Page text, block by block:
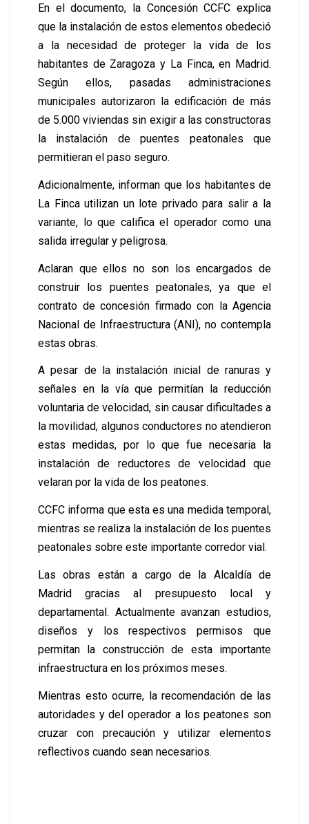
En el documento, la Concesión CCFC explica
que la instalación de estos elementos obedeció
a la necesidad de proteger la vida de los
habitantes de Zaragoza y La Finca, en Madrid.
Según ellos, pasadas administraciones
municipales autorizaron la edificación de más
de 5.000 viviendas sin exigir a las constructoras
la instalación de puentes peatonales que
permitieran el paso seguro.
Adicionalmente, informan que los habitantes de
La Finca utilizan un lote privado para salir a la
variante, lo que califica el operador como una
salida irregular y peligrosa.
Aclaran que ellos no son los encargados de
construir los puentes peatonales, ya que el
contrato de concesión firmado con la Agencia
Nacional de Infraestructura (ANI), no contempla
estas obras.
A pesar de la instalación inicial de ranuras y
señales en la vía que permitían la reducción
voluntaria de velocidad, sin causar dificultades a
la movilidad, algunos conductores no atendieron
estas medidas, por lo que fue necesaria la
instalación de reductores de velocidad que
velaran por la vida de los peatones.
CCFC informa que esta es una medida temporal,
mientras se realiza la instalación de los puentes
peatonales sobre este importante corredor vial.
Las obras están a cargo de la Alcaldía de
Madrid gracias al presupuesto local y
departamental. Actualmente avanzan estudios,
diseños y los respectivos permisos que
permitan la construcción de esta importante
infraestructura en los próximos meses.
Mientras esto ocurre, la recomendación de las
autoridades y del operador a los peatones son
cruzar con precaución y utilizar elementos
reflectivos cuando sean necesarios.